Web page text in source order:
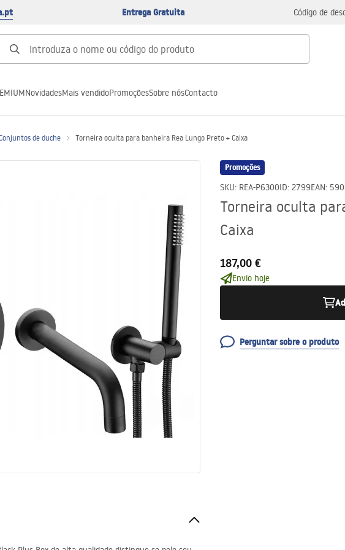
Entrega Gratuita Código de
NovidadesMais vendidoPromoçõesSobre nósContacto
de duche Torneira oculta para banheira Rea Lungo Preto + Caixa
Promoções
SKU: REA-P6300ID: 2799EAN:
Torneira oculta
Caixa
187,00 €
Envio hoje
Perguntar sobre o produto